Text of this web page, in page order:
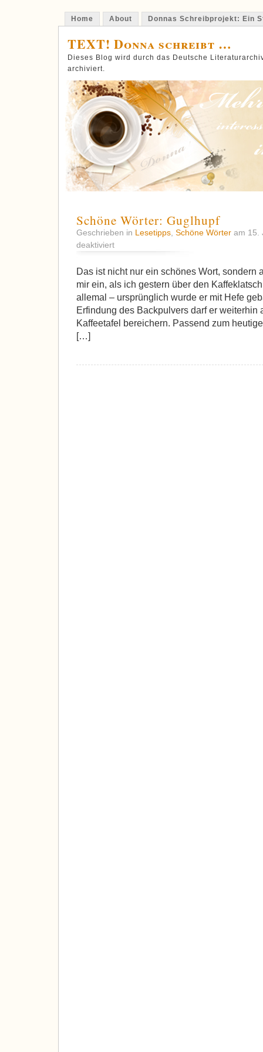
Home About Donnas Schreibprojekt: Ein
TEXT! Donna schreibt …
Dieses Blog wird durch das Deutsche
archiviert.
Schöne Wörter: Guglhupf
Geschrieben in Lesetipps Schöne Wörter am 15.
deaktiviertfür
Schöne
Guglhupf
Das ist nicht nur ein schönes Wort, sondern
mir ein, als ich gestern über den
allemal – ursprünglich wurde er mit Hefe
Erfindung des Backpulvers darf er weiterhin
Kaffeetafel bereichern. Passend zum
[…]